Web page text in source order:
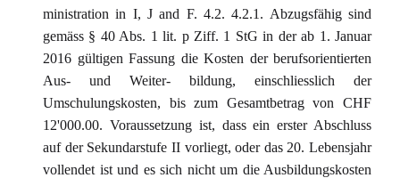
ministration in I, J and F. 4.2. 4.2.1. Abzugsfähig sind
gemäss § 40 Abs. 1 lit. p Ziff. 1 StG in der ab 1. Januar
2016 gültigen Fassung die Kosten der berufsorientierten
Aus- und Weiter- bildung, einschliesslich der
Umschulungskosten, bis zum Gesamtbetrag von CHF
12'000.00. Voraussetzung ist, dass ein erster Abschluss
auf der Sekundarstufe II vorliegt, oder das 20. Lebensjahr
vollendet ist und es sich nicht um die Ausbildungskosten